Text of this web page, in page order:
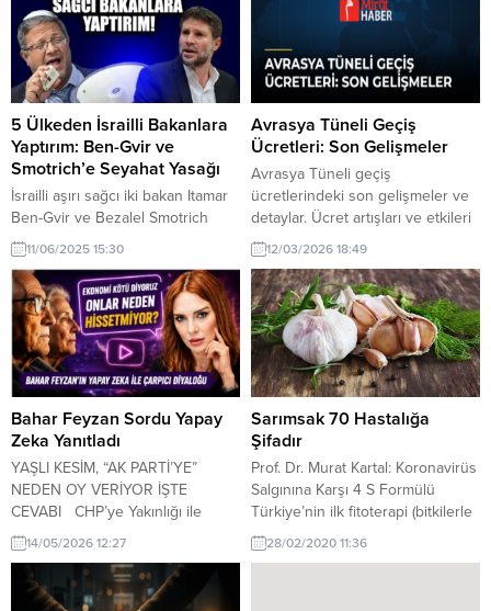
5 Ülkeden İsrailli Bakanlara
Yaptırım: Ben-Gvir ve
Smotrich’e Seyahat Yasağı
İsrailli aşırı sağcı iki bakan Itamar
Ben-Gvir ve Bezalel Smotrich
hakkında İngiltere’nin başını
çektiği beş ülke yaptırım kararı
aldı. Aşırı sağcı bakanlar İngiltere,
Avustralya, Kanada, Yeni Zelanda
ve Norveç’e gidemeyecek. Bu
ülkelerdeki varlıkları
dondurulacak. İngiltere
öncülüğünde Avustralya, Kanada,
Yeni Zelanda ve Norveç, İsrailli
aşırı sağcı iki bakan Itamar Ben-
Gvir ve...
11/06/2025 15:30
Avrasya Tüneli Geçiş
Ücretleri: Son Gelişmeler
Avrasya Tüneli geçiş
ücretlerindeki son gelişmeler ve
detaylar. Ücret artışları ve etkileri
hakkında bilgi.
12/03/2026 18:49
Bahar Feyzan Sordu Yapay
Zeka Yanıtladı
YAŞLI KESİM, “AK PARTİ’YE”
NEDEN OY VERİYOR İŞTE
CEVABI CHP’ye Yakınlığı ile
Bilinen Gazeteci “Bahar Feyzan
Sordu” Yapay Zeka Yanıtladı: Yaşlı
Nesil Ekonomik Krizi Neden
Kabullenmiyor? Gazeteci Bahar
14/05/2026 12:27
Sarımsak 70 Hastalığa
Şifadır
Prof. Dr. Murat Kartal: Koronavirüs
Salgınına Karşı 4 S Formülü
Türkiye’nin ilk fitoterapi (bitkilerle
tedavi) merkezi özelliğini taşıyan
İstanbul’daki Bezmialem Vakıf
28/02/2020 11:36